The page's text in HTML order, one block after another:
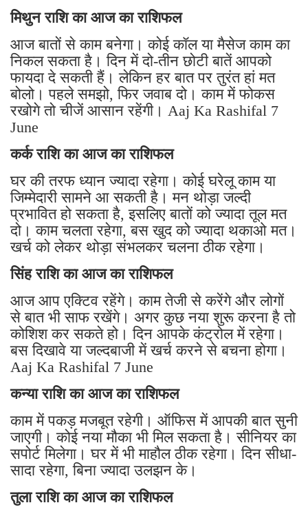
मिथुन राशि का आज का राशिफल
आज बातों से काम बनेगा। कोई कॉल या मैसेज काम का
निकल सकता है। दिन में दो-तीन छोटी बातें आपको
फायदा दे सकती हैं। लेकिन हर बात पर तुरंत हां मत
बोलो। पहले समझो, फिर जवाब दो। काम में फोकस
रखोगे तो चीजें आसान रहेंगी। Aaj Ka Rashifal 7
June
कर्क राशि का आज का राशिफल
घर की तरफ ध्यान ज्यादा रहेगा। कोई घरेलू काम या
जिम्मेदारी सामने आ सकती है। मन थोड़ा जल्दी
प्रभावित हो सकता है, इसलिए बातों को ज्यादा तूल मत
दो। काम चलता रहेगा, बस खुद को ज्यादा थकाओ मत।
खर्च को लेकर थोड़ा संभलकर चलना ठीक रहेगा।
सिंह राशि का आज का राशिफल
आज आप एक्टिव रहेंगे। काम तेजी से करेंगे और लोगों
से बात भी साफ रखेंगे। अगर कुछ नया शुरू करना है तो
कोशिश कर सकते हो। दिन आपके कंट्रोल में रहेगा।
बस दिखावे या जल्दबाजी में खर्च करने से बचना होगा।
Aaj Ka Rashifal 7 June
कन्या राशि का आज का राशिफल
काम में पकड़ मजबूत रहेगी। ऑफिस में आपकी बात सुनी
जाएगी। कोई नया मौका भी मिल सकता है। सीनियर का
सपोर्ट मिलेगा। घर में भी माहौल ठीक रहेगा। दिन सीधा-
सादा रहेगा, बिना ज्यादा उलझन के।
तुला राशि का आज का राशिफल